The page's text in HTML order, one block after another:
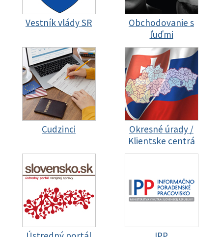
Vestník vlády SR
Obchodovanie s
ľuďmi
Cudzinci
Okresné úrady /
Klientske centrá